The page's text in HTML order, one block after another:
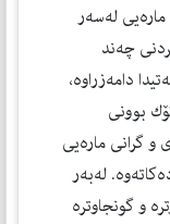
مارەیی لەسەر
چەند
دامەزراوە،
بوونی
و گرانی مارەیی
لەبەر
و گونجاوترە